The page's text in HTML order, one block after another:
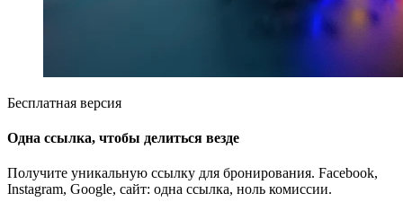
Бесплатная версия
Одна ссылка, чтобы делиться везде
Получите уникальную ссылку для бронирования. Facebook,
Instagram, Google, сайт: одна ссылка, ноль комиссии.